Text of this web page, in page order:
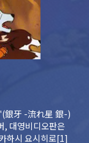
'(銀牙 -流れ星 銀-)
, 대영비디오판은